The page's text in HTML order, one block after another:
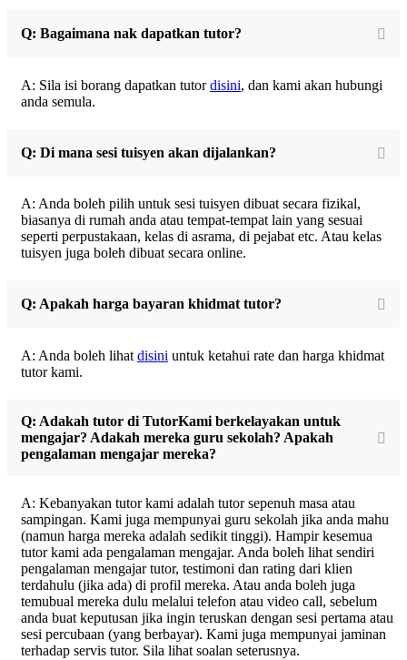
Q: Bagaimana nak dapatkan tutor?
A: Sila isi borang dapatkan tutordisini, dan kami akan hubungi
anda semula.
Q: Di mana sesi tuisyen akan dijalankan?
A: Anda boleh pilih untuk sesi tuisyen dibuat secara fizikal,
biasanya di rumah anda atau tempat-tempat lain yang sesuai
seperti perpustakaan, kelas di asrama, di pejabat etc. Atau kelas
tuisyen juga boleh dibuat secara online.
Q: Apakah harga bayaran khidmat tutor?
A: Anda boleh lihat disini untuk ketahui rate dan harga khidmat
tutor kami.
Q: Adakah tutor di TutorKami berkelayakan untuk
mengajar? Adakah mereka guru sekolah? Apakah
pengalaman mengajar mereka?
A: Kebanyakan tutor kami adalah tutor sepenuh masa atau
sampingan. Kami juga mempunyai guru sekolah jika anda mahu
(namun harga mereka adalah sedikit tinggi). Hampir kesemua
tutor kami ada pengalaman mengajar. Anda boleh lihat sendiri
pengalaman mengajar tutor, testimoni dan rating dari klien
terdahulu (jika ada) di profil mereka. Atau anda boleh juga
temubual mereka dulu melalui telefon atau video call, sebelum
anda buat keputusan jika ingin teruskan dengan sesi pertama atau
sesi percubaan (yang berbayar). Kami juga mempunyai jaminan
terhadap servis tutor. Sila lihat soalan seterusnya.